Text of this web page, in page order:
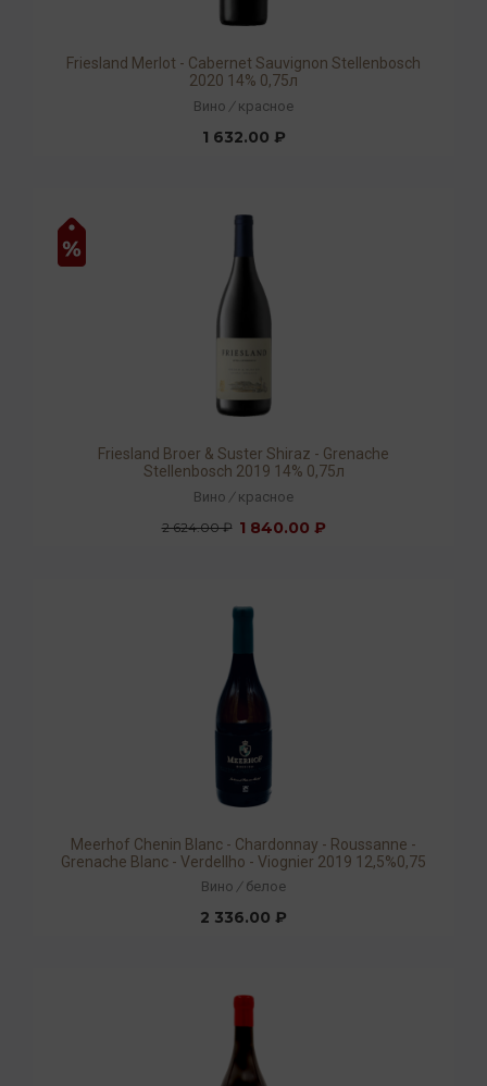
Friesland Merlot - Cabernet Sauvignon Stellenbosch
2020 14% 0,75л
Вино / красное
1 632.00 ₽
Friesland Broer & Suster Shiraz - Grenache
Stellenbosch 2019 14% 0,75л
Вино / красное
2 624.00 ₽ 1 840.00 ₽
Meerhof Chenin Blanc - Chardonnay - Roussanne -
Grenache Blanc - Verdellho - Viognier 2019 12,5%0,75
Вино / белое
2 336.00 ₽